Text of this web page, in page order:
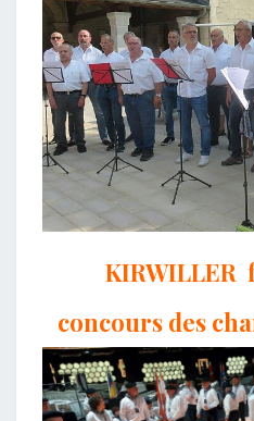
KIRWILLER
concours des